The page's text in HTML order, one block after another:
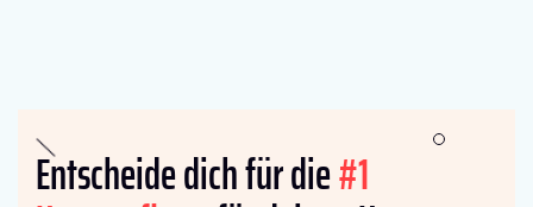
Entscheide dich für die#1